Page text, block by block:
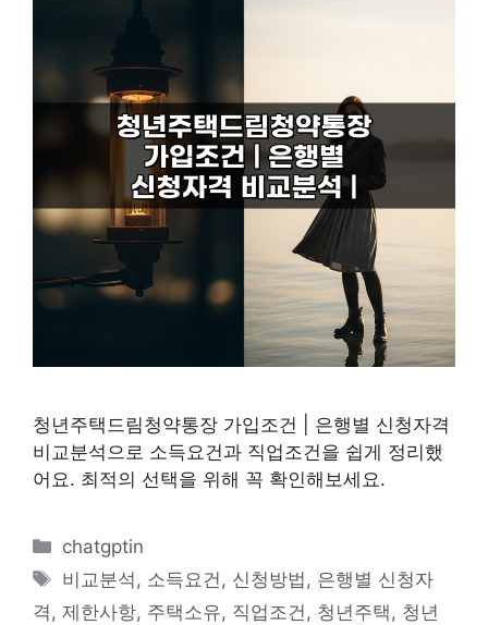
청년주택드림청약통장 가입조건 | 은행별 신청자격
비교분석으로 소득요건과 직업조건을 쉽게 정리했
어요. 최적의 선택을 위해 꼭 확인해보세요.
카
테
고
chatgptin
태
그
비교분석 , 소득요건 , 신청방법 , 은행별 신청자
격 , 제한사항, 주택소유, 직업조건 , 청년주택 , 청년